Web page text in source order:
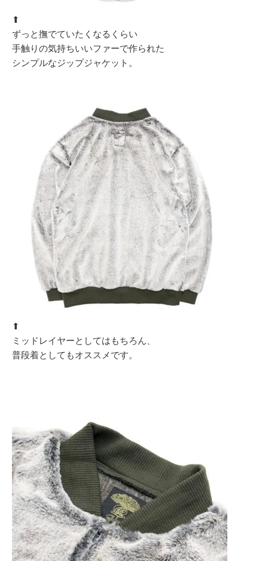
⬆︎
ずっと撫でていたくなるくらい
手触りの気持ちいいファーで作られた
シンプルなジップジャケット。
⬆︎
ミッドレイヤーとしてはもちろん、
普段着としてもオススメです。